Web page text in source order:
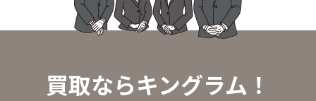
買取ならキングラム！